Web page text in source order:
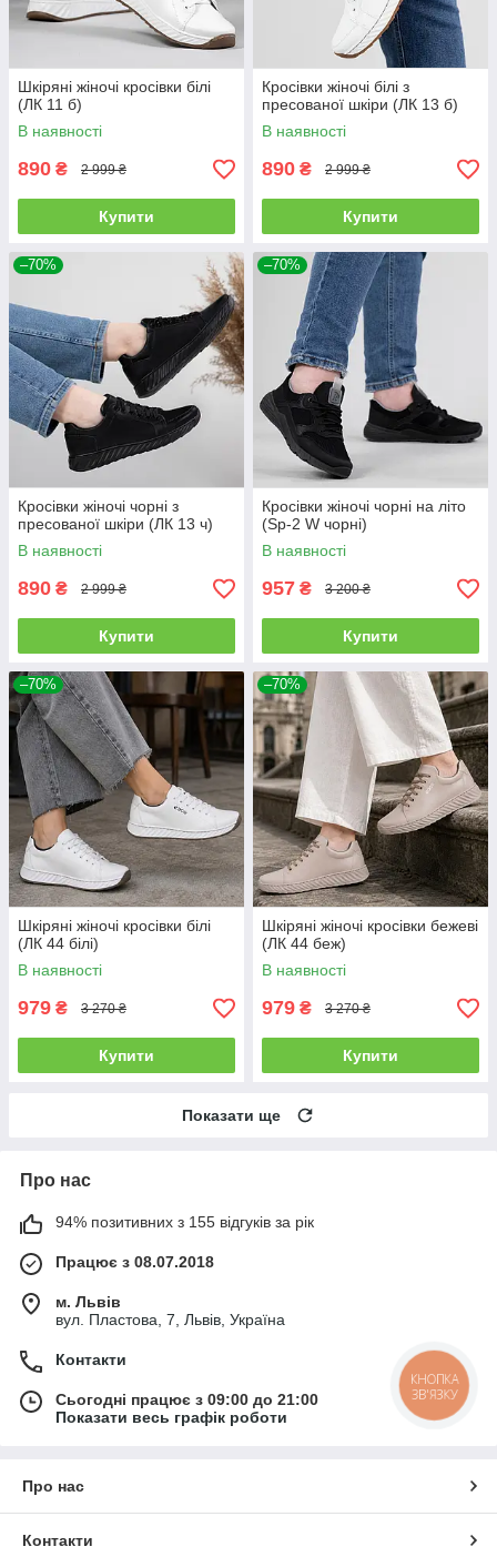
Шкіряні жіночі кросівки білі
(ЛК 11 б)
В наявності
890 ₴ 2 999 ₴
Купити
Кросівки жіночі білі з
пресованої шкіри (ЛК 13 б)
В наявності
890 ₴ 2 999 ₴
Купити
–70%
Кросівки жіночі чорні з
пресованої шкіри (ЛК 13 ч)
В наявності
890 ₴ 2 999 ₴
Купити
–70%
Кросівки жіночі чорні на літо
(Sp-2 W чорні)
В наявності
957 ₴ 3 200 ₴
Купити
–70%
Шкіряні жіночі кросівки білі
(ЛК 44 білі)
В наявності
979 ₴ 3 270 ₴
Купити
–70%
Шкіряні жіночі кросівки бежеві
(ЛК 44 беж)
В наявності
979 ₴ 3 270 ₴
Купити
Показати ще
Про нас
94% позитивних з 155 відгуків за рік
Працює з 08.07.2018
м. Львів
вул. Пластова, 7, Львів, Україна
Контакти
Сьогодні працює з 09:00 до 21:00
Показати весь графік роботи
Про нас
Контакти
КНОПКА
ЗВ'ЯЗКУ